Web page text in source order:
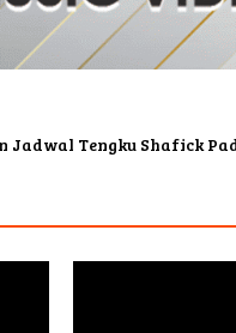
Jadwal Tengku Shafick